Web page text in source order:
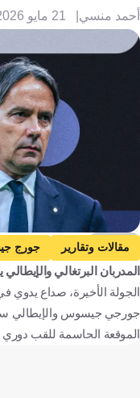
أحمد منسي 21 مايو 2026
Kooora
مقالات وتقارير جورج
الفيحاء ضد الهلال
دوري روشن السعودي
ضمك
بنفيكا
الدوري
المدربان البرتغالي
الجولة الأخيرة، صداع يدوي
جورجي جيسوس والإيطالي
الموقعة الحاسمة للقب